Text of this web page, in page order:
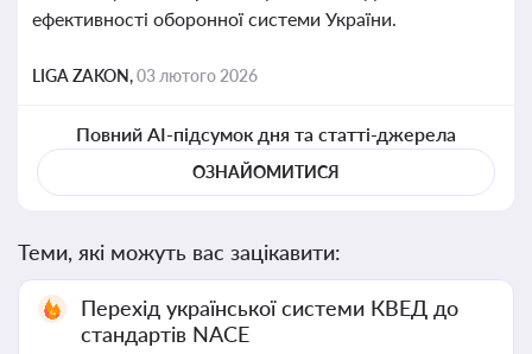
ефективності оборонної системи України.
LIGA ZAKON,03 лютого 2026
Повний AI-підсумок дня та статті-джерела
ОЗНАЙОМИТИСЯ
Теми, які можуть вас зацікавити:
Перехід української системи КВЕД до
стандартів NACE